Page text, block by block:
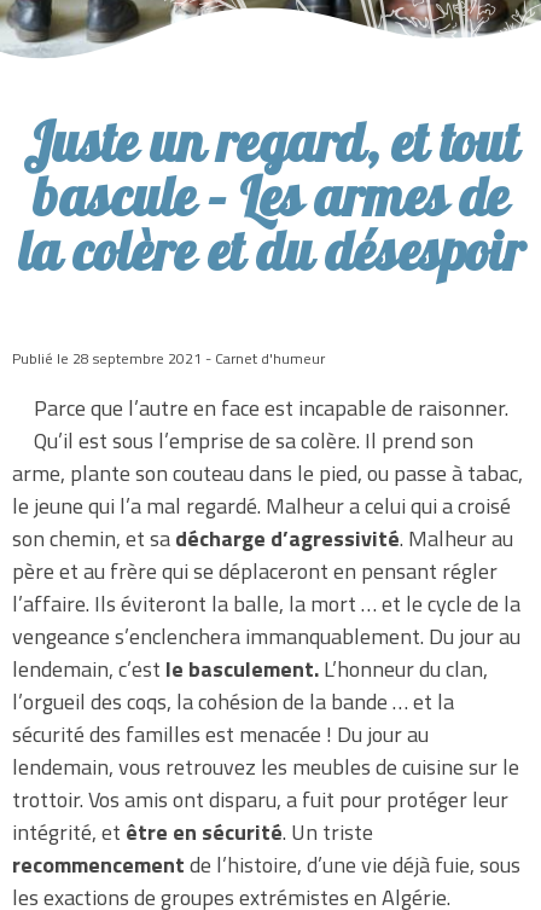
Juste un regard, et tout
bascule – Les armes de
la colère et du désespoir
Publié le 28 septembre 2021 - Carnet d'humeur
Parce que l’autre en face est incapable de raisonner.
Qu’il est sous l’emprise de sa colère. Il prend son
arme, plante son couteau dans le pied, ou passe à tabac,
le jeune qui l’a mal regardé. Malheur a celui qui a croisé
son chemin, et sadécharge d’agressivité. Malheur au
père et au frère qui se déplaceront en pensant régler
l’affaire. Ils éviteront la balle, la mort … et le cycle de la
vengeance s’enclenchera immanquablement. Du jour au
lendemain, c’est le basculement.L’honneur du clan,
l’orgueil des coqs, la cohésion de la bande … et la
sécurité des familles est menacée ! Du jour au
lendemain, vous retrouvez les meubles de cuisine sur le
trottoir. Vos amis ont disparu, a fuit pour protéger leur
intégrité, et être en sécurité. Un triste
recommencementde l’histoire, d’une vie déjà fuie, sous
les exactions de groupes extrémistes en Algérie.